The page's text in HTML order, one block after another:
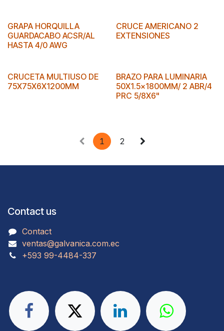
GRAPA HORQUILLA
GUARDACABO ACSR/AL
HASTA 4/0 AWG
CRUCE AMERICANO 2
EXTENSIONES
CRUCETA MULTIUSO DE
75X75X6X1200MM
BRAZO PARA LUMINARIA
50X1.5x1800MM/ 2 ABR/4
PRC 5/8X6"
1 2
Contact us
Contact
ventas@galvanica.com.ec
​​​​​​​​​​​​+593 99-4484-337​​​